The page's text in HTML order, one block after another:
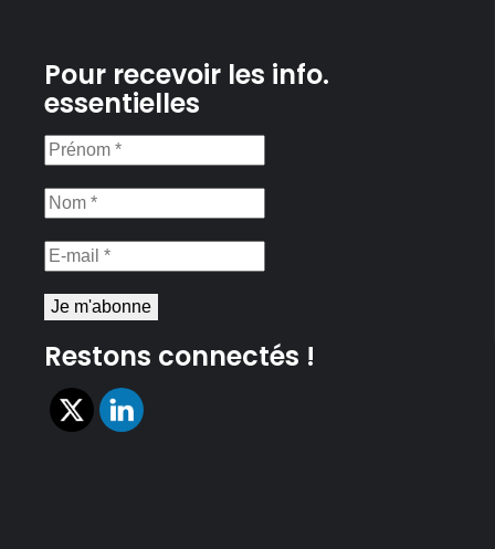
Pour recevoir les info.
essentielles
Prénom
*
Nom
*
E-
mail
*
Restons connectés !